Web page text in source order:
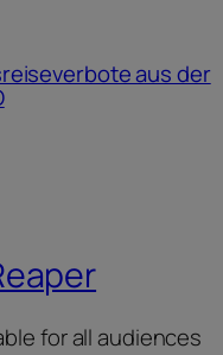
aus der
for all audiences